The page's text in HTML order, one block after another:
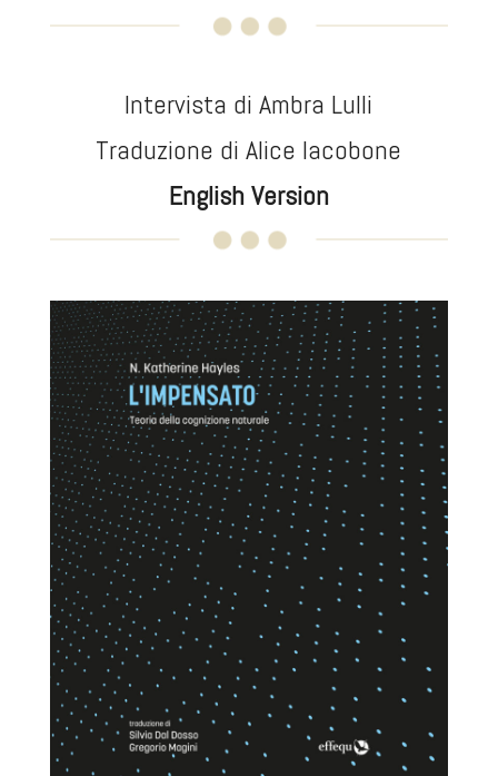
Intervista di Ambra Lulli
Traduzione di Alice Iacobone
English Version